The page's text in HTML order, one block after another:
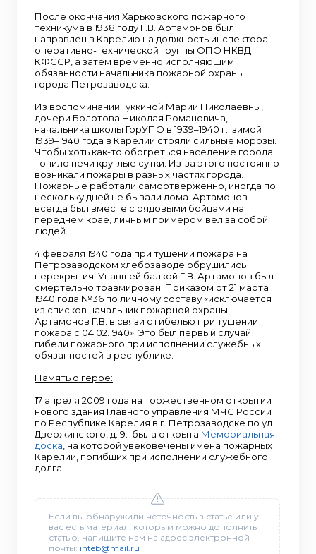
После окончания Харьковского пожарного
техникума в 1938 году Г.В. Артамонов был
направлен в Карелию на должность инспектора
оперативно-технической группы ОПО НКВД
КФССР, а затем временно исполняющим
обязанности начальника пожарной охраны
города Петрозаводска.
Из воспоминаний Гуккиной Марии Николаевны,
дочери Болотова Николая Романовича,
начальника школы ГорУПО в 1939–1940 г.: зимой
1939–1940 года в Карелии стояли сильные морозы.
Чтобы хоть как-то обогреться население города
топило печи круглые сутки. Из-за этого постоянно
возникали пожары в разных частях города.
Пожарные работали самоотверженно, иногда по
нескольку дней не бывали дома. Артамонов
всегда был вместе с рядовыми бойцами на
переднем крае, личным примером вел за собой
людей.
4 февраля 1940 года при тушении пожара на
Петрозаводском хлебозаводе обрушились
перекрытия. Упавшей балкой Г.В. Артамонов был
смертельно травмирован. Приказом от 21 марта
1940 года №36 по личному составу «исключается
из списков начальник пожарной охраны
Артамонов Г.В. в связи с гибелью при тушении
пожара с 04.02.1940». Это был первый случай
гибели пожарного при исполнении служебных
обязанностей в республике.
Память о герое:
17 апреля 2009 года на торжественном открытии
нового здания Главного управления МЧС России
по Республике Карелия в г. Петрозаводске по ул.
Дзержинского, д. 9. была открыта Мемориальная
доска , на которой увековечены имена пожарных
Карелии, погибших при исполнении служебного
долга.
Если вы обнаружили неточность в статье или у
вас есть материал, которым можно дополнить
статью, напишите нам на адрес электронной
почты: inteb@mail.ru